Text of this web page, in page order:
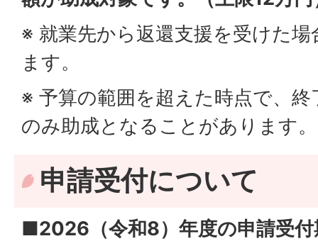
※ 就業先から返還支援を受けた
ます。
※ 予算の範囲を超えた時点で、
のみ助成となることがあります。
申請受付について
■2026（令和8）年度の申請受付